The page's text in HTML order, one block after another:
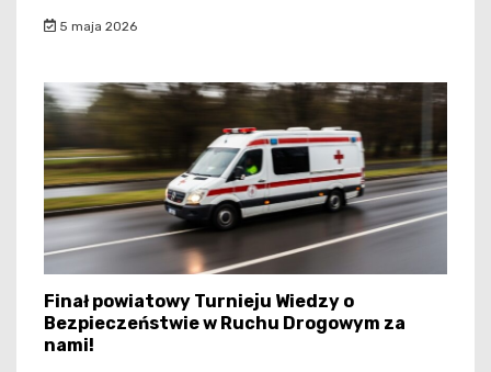
5 maja 2026
Finał powiatowy Turnieju Wiedzy o
Bezpieczeństwie w Ruchu Drogowym za
nami!